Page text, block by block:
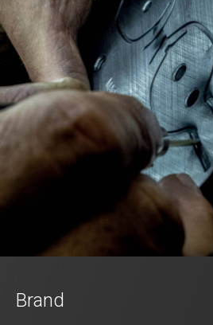
Brand